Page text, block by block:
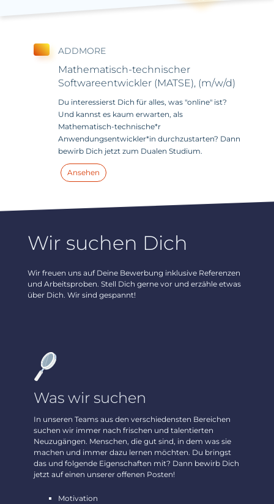
ADDMORE
Mathematisch-technischer
Softwareentwickler (MATSE), (m/w/d)
Du interessierst Dich für alles, was "online" ist?
Und kannst es kaum erwarten, als
Mathematisch-technische*r
Anwendungsentwickler*in durchzustarten? Dann
bewirb Dich jetzt zum Dualen Studium.
Ansehen
Wir suchen Dich
Wir freuen uns auf Deine Bewerbung inklusive Referenzen
und Arbeitsproben. Stell Dich gerne vor und erzähle etwas
über Dich. Wir sind gespannt!
Was wir suchen
In unseren Teams aus den verschiedensten Bereichen
suchen wir immer nach frischen und talentierten
Neuzugängen. Menschen, die gut sind, in dem was sie
machen und immer dazu lernen möchten. Du bringst
das und folgende Eigenschaften mit? Dann bewirb Dich
jetzt auf einen unserer offenen Posten!
Motivation